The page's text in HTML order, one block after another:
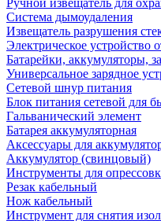
Ручной извещатель для
Система дымоудаления
Извещатель разрушения
Электрическое устройство
Батарейки, аккумуляторы,
Универсальное зарядное
Сетевой шнур питания
Блок питания сетевой для
Гальванический элемент
Батарея аккумуляторная
Аксессуары для
Аккумулятор (свинцовый)
Инструменты для
Резак кабельный
Нож кабельный
Инструмент для снятия